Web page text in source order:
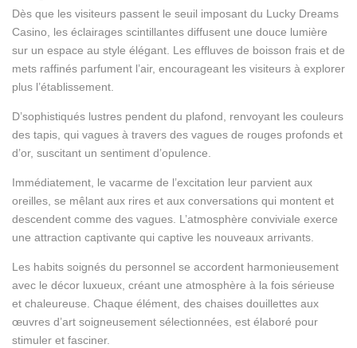
Dès que les visiteurs passent le seuil imposant du Lucky Dreams
Casino, les éclairages scintillantes diffusent une douce lumière
sur un espace au style élégant. Les effluves de boisson frais et de
mets raffinés parfument l’air, encourageant les visiteurs à explorer
plus l’établissement.
D’sophistiqués lustres pendent du plafond, renvoyant les couleurs
des tapis, qui vagues à travers des vagues de rouges profonds et
d’or, suscitant un sentiment d’opulence.
Immédiatement, le vacarme de l’excitation leur parvient aux
oreilles, se mêlant aux rires et aux conversations qui montent et
descendent comme des vagues. L’atmosphère conviviale exerce
une attraction captivante qui captive les nouveaux arrivants.
Les habits soignés du personnel se accordent harmonieusement
avec le décor luxueux, créant une atmosphère à la fois sérieuse
et chaleureuse. Chaque élément, des chaises douillettes aux
œuvres d’art soigneusement sélectionnées, est élaboré pour
stimuler et fasciner.